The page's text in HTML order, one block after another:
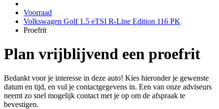
Voorraad
Volkswagen Golf 1.5 eTSI R-Line Edition 116 PK
Proefrit
Plan vrijblijvend een proefrit
Bedankt voor je interesse in deze auto! Kies hieronder je gewenste
datum en tijd, en vul je contactgegevens in. Een van onze adviseurs
neemt zo snel mogelijk contact met je op om de afspraak te
bevestigen.